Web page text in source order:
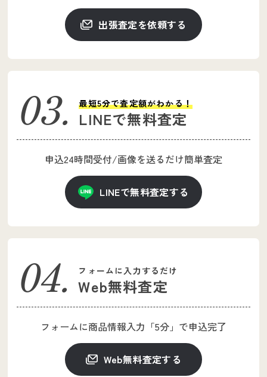
出張査定を依頼する
LINEで無料査定
最短5分で査定額がわかる！
申込24時間受付/画像を送るだけ簡単査定
LINEで無料査定する
Web無料査定
フォームに入力するだけ
フォームに商品情報入力 「5分」で申込完了
Web無料査定する